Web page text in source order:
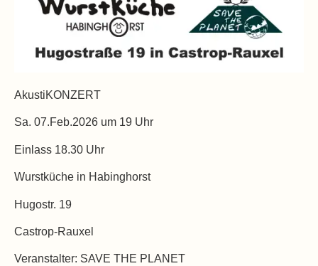
AkustiKONZERT
Sa. 07.Feb.2026 um 19 Uhr
Einlass 18.30 Uhr
Wurstküche in Habinghorst
Hugostr. 19
Castrop-Rauxel
Veranstalter: SAVE THE PLANET